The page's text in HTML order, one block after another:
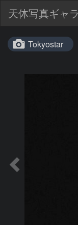
天体写真ギャ
Tokyostar